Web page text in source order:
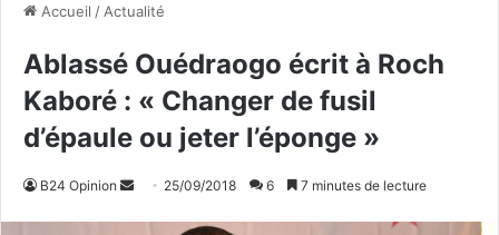
Accueil / Actualité
Ablassé Ouédraogo écrit à Roch
Kaboré : « Changer de fusil
d’épaule ou jeter l’éponge »
B24 Opinion 25/09/2018 6 7 minutes de lecture